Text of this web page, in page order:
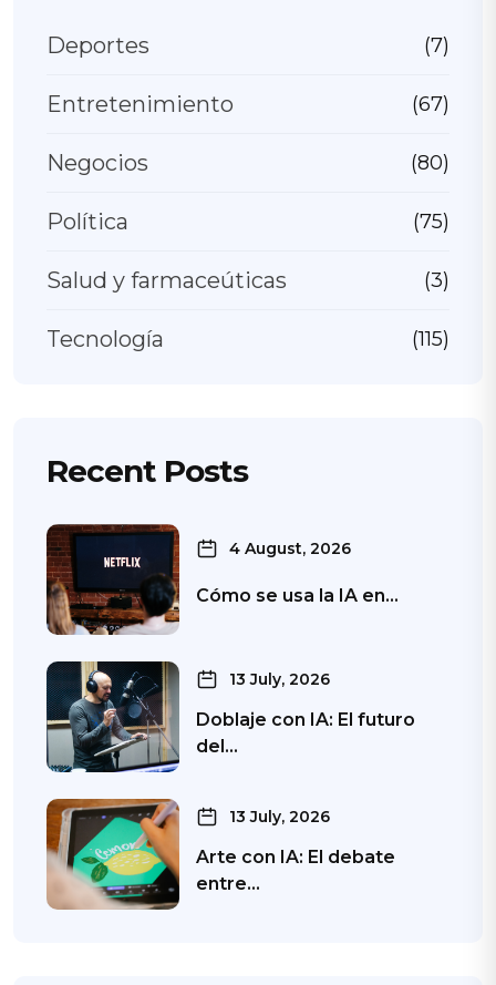
Deportes (7)
Entretenimiento (67)
Negocios (80)
Política (75)
Salud y farmaceúticas (3)
Tecnología (115)
Recent Posts
4 August, 2026
Cómo se usa la IA en…
13 July, 2026
Doblaje con IA: El futuro
del…
13 July, 2026
Arte con IA: El debate
entre…